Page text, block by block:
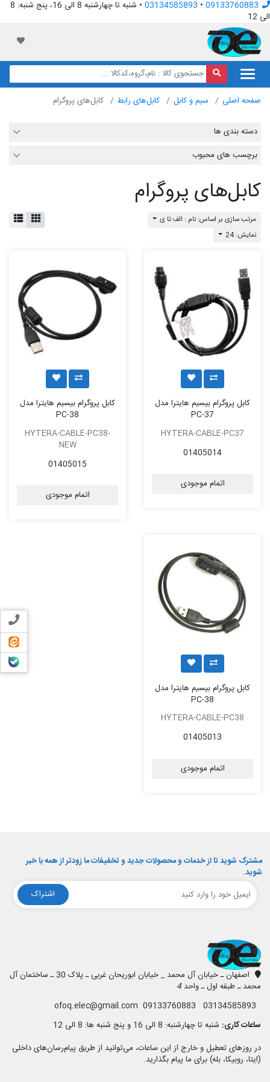
09133760883
•
03134585893
• شنبه تا چهارشنبه 8 الی 16، پنج شنبه: 8
الی 12
لیست
تماس
ایتا
بله
صفحه اصلی سیم و کابل کابل‌های رابط کابل‌های پروگرام
دسته بندی ها
برچسب های محبوب
کابل‌های پروگرام
مرتب سازی بر اساس: نام : الف تا ی
نمایش: 24
کابل پروگرام بیسیم هایترا مدل
PC-37
HYTERA-CABLE-PC37
01405014
اتمام موجودی
کابل پروگرام بیسیم هایترا مدل
PC-38
HYTERA-CABLE-PC38-
NEW
01405015
اتمام موجودی
کابل پروگرام بیسیم هایترا مدل
PC-38
HYTERA-CABLE-PC38
01405013
اتمام موجودی
مشترک شوید تا از خدمات و محصولات جدید و تخفیفات ما زودتر از همه با خبر
شوید.
اشتراک
اصفهان ـ خیابان آل محمد _ خیابان ابوریحان غربی ـ پلاک 30 ـ ساختمان آل
محمد ـ طبقه اول ـ واحد4
ساعات کاری: شنبه تا چهارشنبه: 8 الی 16 و پنج شنبه ها: 8 الی 12
در روزهای تعطیل و خارج از این ساعات، می‌توانید از طریق پیام‌رسان‌های داخلی
(ایتا، روبیکا، بله) برای ما پیام بگذارید.